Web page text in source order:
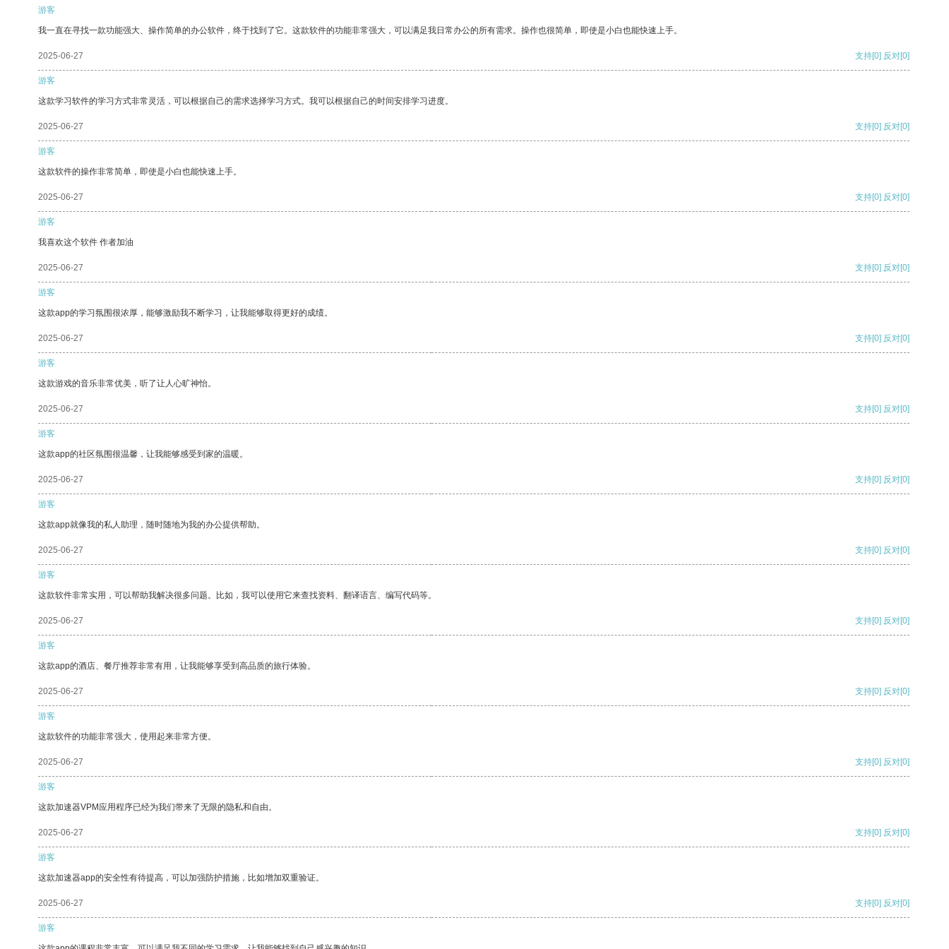
游客
我一直在寻找一款功能强大、操作简单的办公软件，终于找到了它。这款软件的功能非常强大，可以满足我日常办公的所有需求。操作也很简单，即使是小白也能快速上手。
2025-06-27 支持[0] 反对[0]
游客
这款学习软件的学习方式非常灵活，可以根据自己的需求选择学习方式。我可以根据自己的时间安排学习进度。
2025-06-27 支持[0] 反对[0]
游客
这款软件的操作非常简单，即使是小白也能快速上手。
2025-06-27 支持[0] 反对[0]
游客
我喜欢这个软件 作者加油
2025-06-27 支持[0] 反对[0]
游客
这款app的学习氛围很浓厚，能够激励我不断学习，让我能够取得更好的成绩。
2025-06-27 支持[0] 反对[0]
游客
这款游戏的音乐非常优美，听了让人心旷神怡。
2025-06-27 支持[0] 反对[0]
游客
这款app的社区氛围很温馨，让我能够感受到家的温暖。
2025-06-27 支持[0] 反对[0]
游客
这款app就像我的私人助理，随时随地为我的办公提供帮助。
2025-06-27 支持[0] 反对[0]
游客
这款软件非常实用，可以帮助我解决很多问题。比如，我可以使用它来查找资料、翻译语言、编写代码等。
2025-06-27 支持[0] 反对[0]
游客
这款app的酒店、餐厅推荐非常有用，让我能够享受到高品质的旅行体验。
2025-06-27 支持[0] 反对[0]
游客
这款软件的功能非常强大，使用起来非常方便。
2025-06-27 支持[0] 反对[0]
游客
这款加速器VPM应用程序已经为我们带来了无限的隐私和自由。
2025-06-27 支持[0] 反对[0]
游客
这款加速器app的安全性有待提高，可以加强防护措施，比如增加双重验证。
2025-06-27 支持[0] 反对[0]
游客